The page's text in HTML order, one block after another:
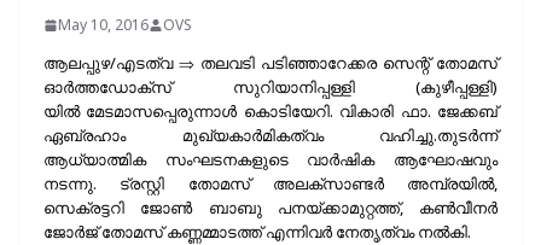
May 10, 2016 OVS
ആലപ്പുഴ/എടത്വ ⇒ തലവടി പടിഞ്ഞാറേക്കര സെന്റ് തോമസ്
ഓർത്തഡോക്സ് സുറിയാനിപ്പള്ളി (കുഴീപ്പള്ളി)
യിൽ മേടമാസപ്പെരുന്നാൾ കൊടിയേറി. വികാരി ഫാ. ജേക്കബ്
ഏബ്രഹാം മുഖ്യകാർമികത്വം വഹിച്ചു.തുടർന്ന്
ആധ്യാത്മിക സംഘടനകളുടെ വാർഷിക ആഘോഷവും
നടന്നു. ട്രസ്റ്റി തോമസ് അലക്സാണ്ടർ അമ്പ്രയിൽ,
സെക്രട്ടറി ജോൺ ബാബു പനയ്‌ക്കാമുറ്റത്ത്, കൺവീനർ
ജോർജ് തോമസ് കണ്ണമ്മാടത്ത് എന്നിവർ നേതൃത്വം നൽകി.